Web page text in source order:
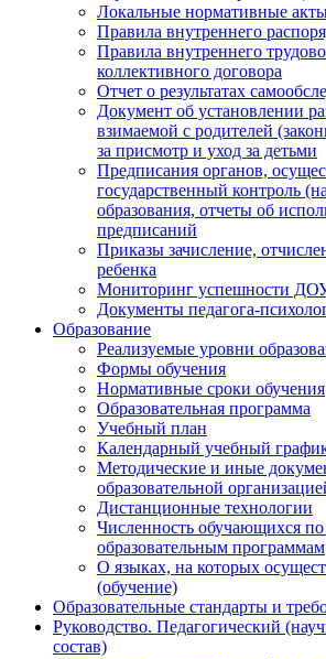
Локальные нормативные
Правила внутреннего
Правила внутреннего
коллективного договора
Отчет о результатах
Документ об установлении
взимаемой с родителей
за присмотр и уход за детьми
Предписания органов,
государственный контроль
образования, отчеты об
предписаний
Приказы зачисление,
ребенка
Мониторинг успешности
Документы педагога-
Образование
Реализуемые уровни
Формы обучения
Нормативные сроки обучения
Образовательная программа
Учебный план
Календарный учебный
Методические и иные
образовательной
Дистанционные технологии
Численность обучающихся
образовательным программам
О языках, на которых
(обучение)
Образовательные стандарты и
Руководство. Педагогический
состав)